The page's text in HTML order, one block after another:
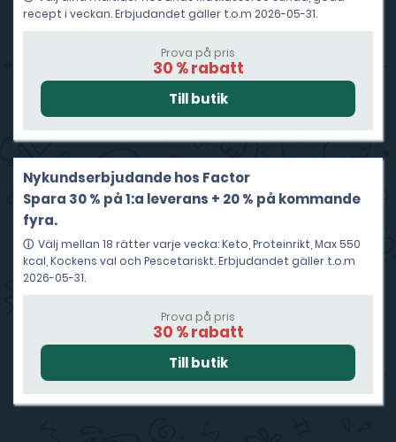
recept i veckan. Erbjudandet gäller t.o.m 2026-05-31.
Prova på pris
30 % rabatt
Nykundserbjudande hos Factor
Spara 30 % på 1:a leverans + 20 % på kommande
fyra.
Välj mellan 18 rätter varje vecka: Keto, Proteinrikt, Max 550
kcal, Kockens val och Pescetariskt. Erbjudandet gäller t.o.m
2026-05-31.
Prova på pris
30 % rabatt